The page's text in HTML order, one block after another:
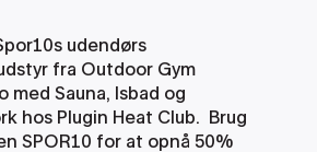
udendørs
fra Outdoor Gym
med Sauna, Isbad og
hos Plugin Heat Club.  Brug
SPOR10 for at opnå 50%